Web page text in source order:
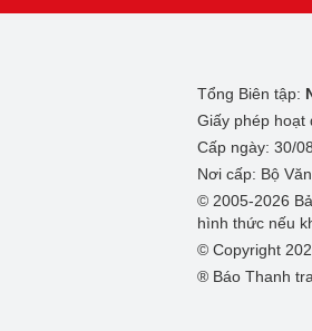
Tổng Biên tập:
Giấy phép hoạt
Cấp ngày: 30/
Nơi cấp: Bộ
© 2005-2026
hình thức nếu
© Copyright
® Báo Thanh